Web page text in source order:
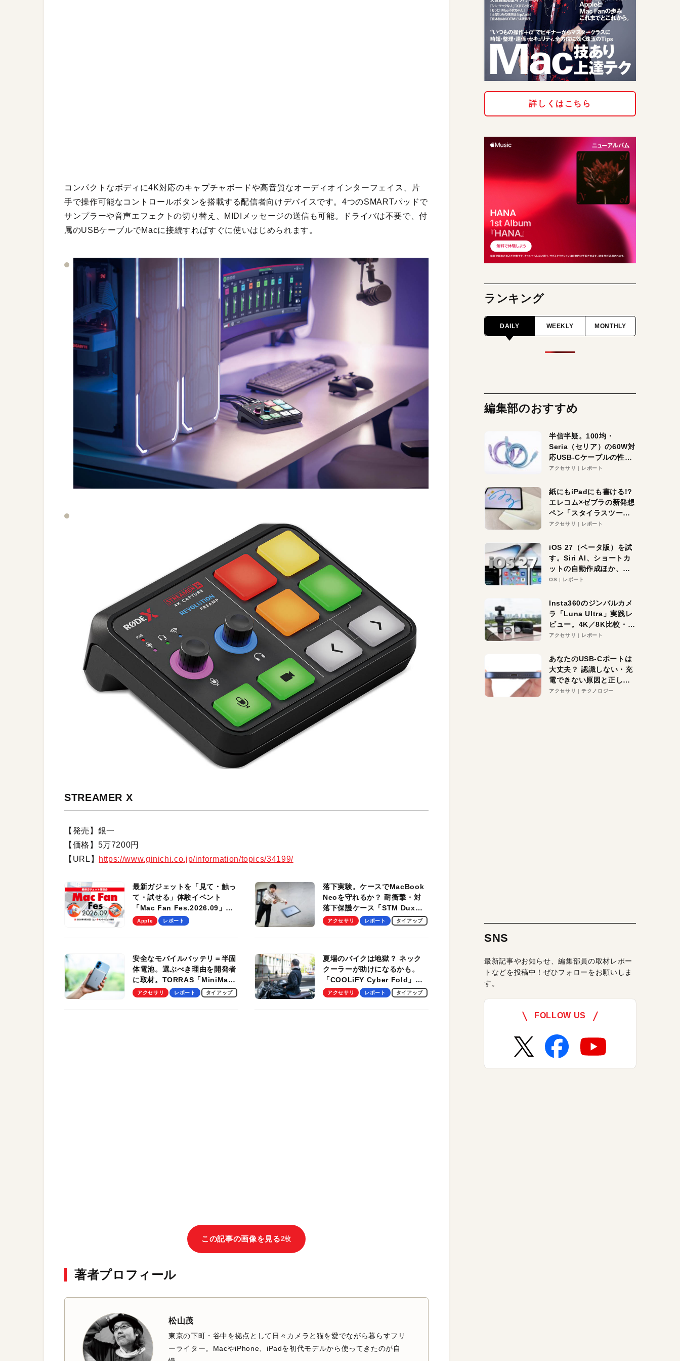
コンパクトなボディに4K対応のキャプチャボードや高音質なオーディオインターフェイス、片
手で操作可能なコントロールボタンを搭載する配信者向けデバイスです。4つのSMARTパッドで
サンプラーや音声エフェクトの切り替え、MIDIメッセージの送信も可能。ドライバは不要で、付
属のUSBケーブルでMacに接続すればすぐに使いはじめられます。
STREAMER X
【発売】銀一
【価格】5万7200円
【URL】
https://www.ginichi.co.jp/information/topics/34199/
最新ガジェットを「見て・触っ
て・試せる」体験イベント
「Mac Fan Fes.2026.09」
を、9月26日（土）に開催しま
Apple レポート
落下実験。ケースでMacBook
Neoを守れるか？ 耐衝撃・対
落下保護ケース「STM Dux
Ultra」を検証。学生、ビジネ
適！
アクセサリ レポート タイアップ
安全なモバイルバッテリ＝半固
体電池。選ぶべき理由を開発者
に取材。TORRAS「MiniMag
Pro」の実機レビューも
アクセサリ レポート タイアップ
夏場のバイクは地獄？ ネック
クーラーが助けになるかも。
「COOLiFY Cyber Fold」レ
ビュー。冷却の速さ、密着する
性がグッド！
アクセサリ レポート タイアップ
この記事の画像を見る2枚
著者プロフィール
松山茂
東京の下町・谷中を拠点として日々カメラと猫を愛でながら暮らすフリ
ーライター。MacやiPhone、iPadを初代モデルから使ってきたのが自
詳しくはこちら
ランキング
DAILY WEEKLY MONTHLY
編集部のおすすめ
半信半疑。100均・
Seria（セリア）の60W対
応USB-Cケーブルの性能
を検証。超コスパの1本を
アクセサリ レポート
紙にもiPadにも書ける!?
エレコム×ゼブラの新発想
ペン「スタイラスツーウ
ェイ」レビュー。持ち替
アクセサリ レポート
iOS 27（ベータ版）を試
す。Siri AI、ショートカ
ットの自動作成ほか、期
待大の便利機能5選。
る未来はすぐそこ！
OS レポート
Insta360のジンバルカメ
ラ「Luna Ultra」実践レ
ビュー。4K／8K比較・ズ
ーム・夜間撮影をチェッ
アクセサリ レポート
あなたのUSB-Cポートは
大丈夫？ 認識しない・充
電できない原因と正しい
対策
アクセサリ テクノロジー
SNS
最新記事やお知らせ、編集部員の取材レポー
トなどを投稿中！ぜひフォローをお願いしま
す。
FOLLOW US